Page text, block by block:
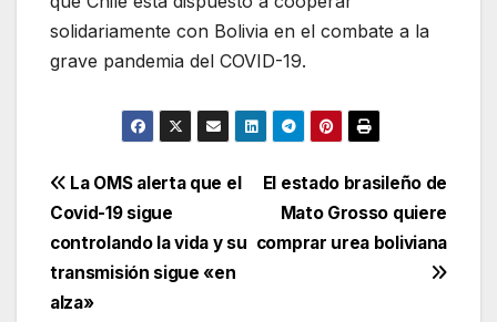
solidariamente con Bolivia en el combate a la
grave pandemia del COVID-19.
Navegación
de
entradas
El estado brasileño de
Mato Grosso quiere
comprar urea boliviana
La OMS alerta que el
Covid-19 sigue
controlando la vida y su
transmisión sigue «en
alza»